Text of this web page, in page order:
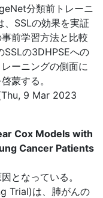
分類前トレーニ
、SSLの効果を実証
前学習方法と比較
SSLの3DHPSEへの
ーニングの側面に
蒙する。
9 Mar 2023
Cox Models with
Cancer Patients
となっている。
Trial)は、肺がんの